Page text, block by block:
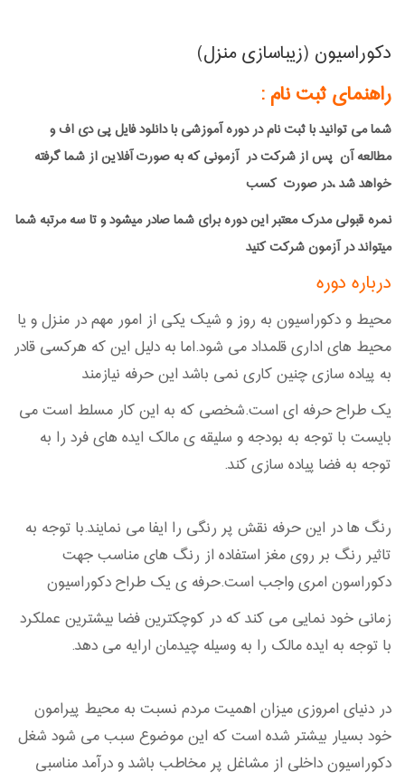
دکوراسیون (زیباسازی منزل)
راهنمای ثبت نام :
شما می توانید با ثبت نام در دوره آموزشی با دانلود فایل پی دی اف و
مطالعه آن پس از شرکت در آزمونی که به صورت آفلاین از شما گرفته
خواهد شد ،در صورت کسب
نمره قبولی مدرک معتبر این دوره برای شما صادر میشود و تا سه مرتبه شما
میتواند در آزمون شرکت کنید
درباره دوره
محیط و دکوراسیون به روز و شیک یکی از امور مهم در منزل و یا
محیط های اداری قلمداد می شود.اما به دلیل این که هرکسی قادر
به پیاده سازی چنین کاری نمی باشد این حرفه نیازمند
یک طراح حرفه ای است.شخصی که به این کار مسلط است می
بایست با توجه به بودجه و سلیقه ی مالک ایده های فرد را به
توجه به فضا پیاده سازی کند.
رنگ ها در این حرفه نقش پر رنگی را ایفا می نمایند.با توجه به
تاثیر رنگ بر روی مغز استفاده از رنگ های مناسب جهت
دکوراسون امری واجب است.حرفه ی یک طراح دکوراسیون
زمانی خود نمایی می کند که در کوچکترین فضا بیشترین عملکرد
با توجه به ایده مالک را به وسیله چیدمان ارایه می دهد.
در دنیای امروزی میزان اهمیت مردم نسبت به محیط پیرامون
خود بسیار بیشتر شده است که این موضوع سبب می شود شغل
دکوراسیون داخلی از مشاغل پر مخاطب باشد و درآمد مناسبی